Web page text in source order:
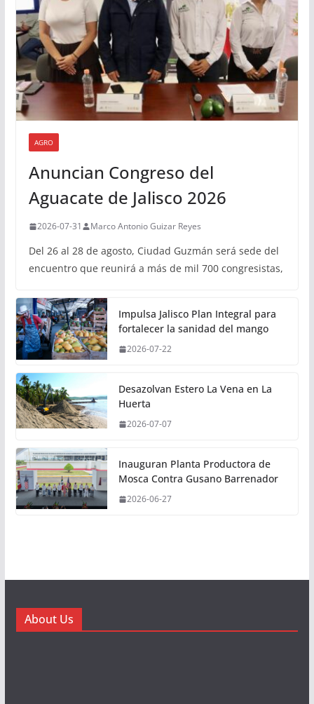
AGRO
Anuncian Congreso del
Aguacate de Jalisco 2026
2026-07-31 Marco Antonio Guizar Reyes
Del 26 al 28 de agosto, Ciudad Guzmán será sede del
encuentro que reunirá a más de mil 700 congresistas,
Impulsa Jalisco Plan Integral para
fortalecer la sanidad del mango
2026-07-22
Desazolvan Estero La Vena en La
Huerta
2026-07-07
Inauguran Planta Productora de
Mosca Contra Gusano Barrenador
2026-06-27
About Us